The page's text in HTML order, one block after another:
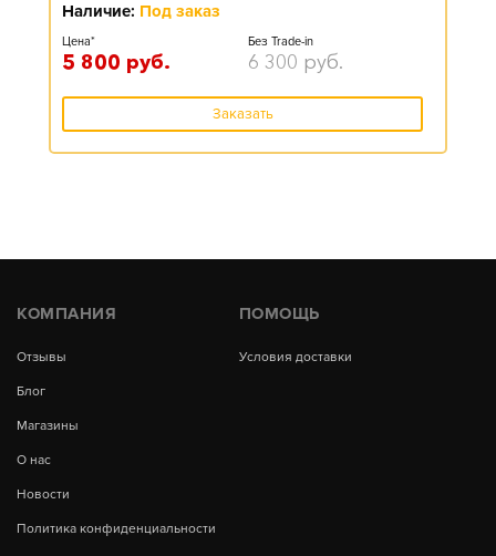
Наличие: Под заказ
Цена*
5 800 руб.
Без Trade-in
6 300 руб.
Заказать
КОМПАНИЯ
Отзывы
Блог
Магазины
О нас
Новости
Политика конфиденциальности
ПОМОЩЬ
Условия доставки